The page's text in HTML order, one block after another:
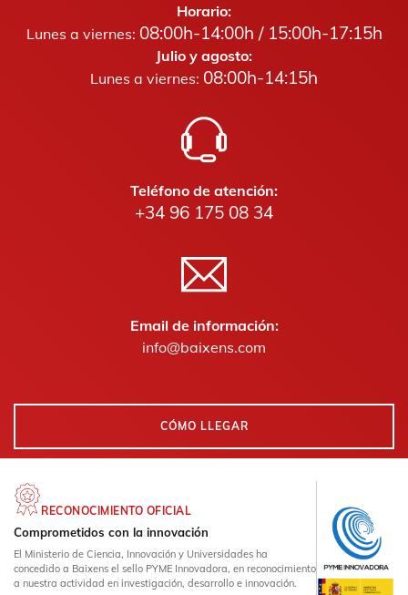
Horario:
Lunes a viernes: 08:00h-14:00h / 15:00h-17:15h
Julio y agosto:
Lunes a viernes: 08:00h-14:15h
Teléfono de atención:
+34 96 175 08 34
Email de información:
info@baixens.com
CÓMO LLEGAR
RECONOCIMIENTO OFICIAL
Comprometidos con la innovación
El Ministerio de Ciencia, Innovación y Universidades ha
concedido a Baixens el sello PYME Innovadora, en reconocimiento
a nuestra actividad en investigación, desarrollo e innovación.